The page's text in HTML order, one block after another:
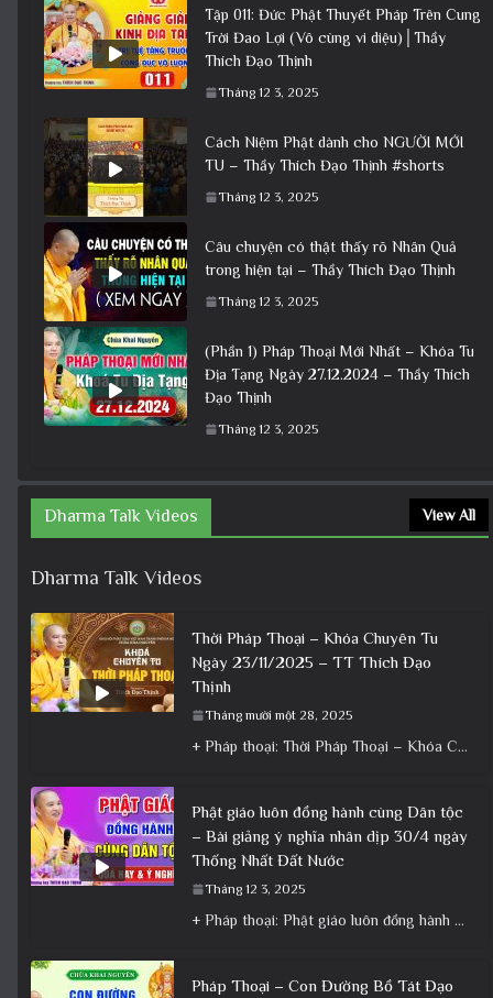
Tập 011: Đức Phật Thuyết Pháp Trên Cung
Trời Đao Lợi (Vô cùng vi diệu)│Thầy
Thích Đạo Thịnh
Tháng 12 3, 2025
Cách Niệm Phật dành cho NGƯỜI MỚI
TU – Thầy Thích Đạo Thịnh #shorts
Tháng 12 3, 2025
Câu chuyện có thật thấy rõ Nhân Quả
trong hiện tại – Thầy Thích Đạo Thịnh
Tháng 12 3, 2025
(Phần 1) Pháp Thoại Mới Nhất – Khóa Tu
Địa Tạng Ngày 27.12.2024 – Thầy Thích
Đạo Thịnh
Tháng 12 3, 2025
Dharma Talk Videos View All
Dharma Talk Videos
Thời Pháp Thoại – Khóa Chuyên Tu
Ngày 23/11/2025 – TT Thích Đạo
Thịnh
Tháng mười một 28, 2025
+ Pháp thoại: Thời Pháp Thoại – Khóa Chuyên Tu Ngày 23/11/2025 – TT Thích Đạo Thịnh + Album: Pháp
Phật giáo luôn đồng hành cùng Dân tộc
– Bài giảng ý nghĩa nhân dịp 30/4 ngày
Thống Nhất Đất Nước
Tháng 12 3, 2025
+ Pháp thoại: Phật giáo luôn đồng hành cùng Dân tộc – Bài giảng ý nghĩa nhân dịp 30/4 ngày
Pháp Thoại – Con Đường Bồ Tát Đạo